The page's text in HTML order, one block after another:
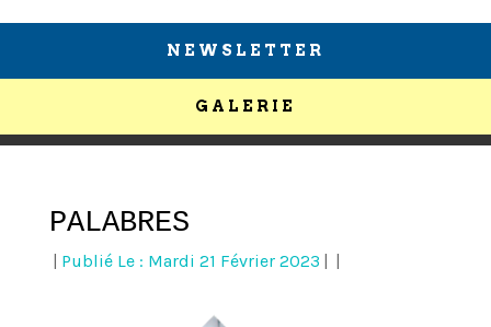
NEWSLETTER
GALERIE
PALABRES
Publié Le : Mardi 21 Février 2023